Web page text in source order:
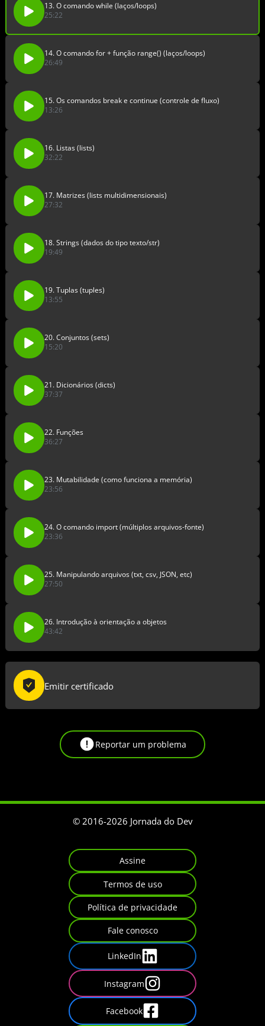
13. O comando while (laços/loops)
25:22
14. O comando for + função range() (laços/loops)
26:49
15. Os comandos break e continue (controle de fluxo)
13:26
16. Listas (lists)
32:22
17. Matrizes (lists multidimensionais)
27:32
18. Strings (dados do tipo texto/str)
19:49
19. Tuplas (tuples)
13:55
20. Conjuntos (sets)
15:20
21. Dicionários (dicts)
37:37
22. Funções
36:27
23. Mutabilidade (como funciona a memória)
23:56
24. O comando import (múltiplos arquivos-fonte)
23:36
25. Manipulando arquivos (txt, csv, JSON, etc)
27:50
26. Introdução à orientação a objetos
43:42
Emitir certificado
Reportar um problema
© 2016-2026 Jornada do Dev
Assine
Termos de uso
Política de privacidade
Fale conosco
LinkedIn
Instagram
Facebook